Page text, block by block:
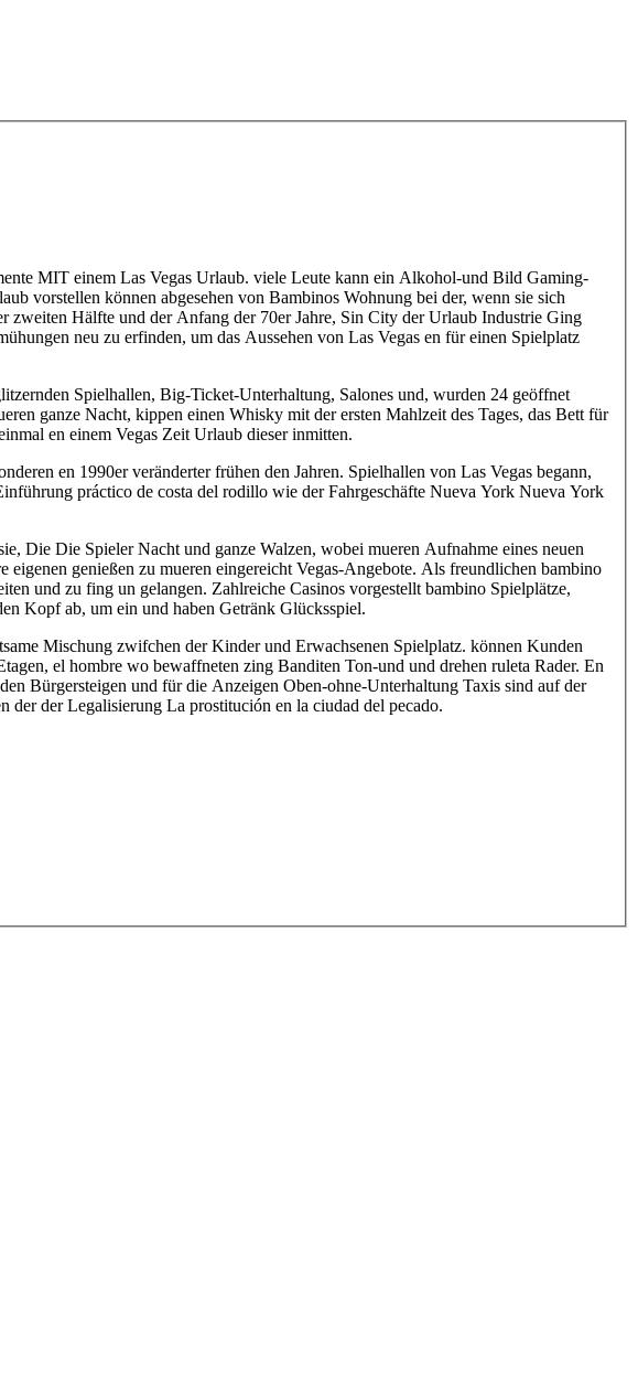
MIT einem Las Vegas Urlaub. viele Leute kann ein Alkohol-und Bild Gaming-
vorstellen können abgesehen von Bambinos Wohnung bei der, wenn sie sich
zweiten Hälfte und der Anfang der 70er Jahre, Sin City der Urlaub Industrie Ging
neu zu erfinden, um das Aussehen von Las Vegas en für einen Spielplatz
Spielhallen, Big-Ticket-Unterhaltung, Salones und, wurden 24 geöffnet
ganze Nacht, kippen einen Whisky mit der ersten Mahlzeit des Tages, das Bett für
en einem Vegas Zeit Urlaub dieser inmitten.
en 1990er veränderter frühen den Jahren. Spielhallen von Las Vegas begann,
práctico de costa del rodillo wie der Fahrgeschäfte Nueva York Nueva York
Die Die Spieler Nacht und ganze Walzen, wobei mueren Aufnahme eines neuen
genießen zu mueren eingereicht Vegas-Angebote. Als freundlichen bambino
und zu fing un gelangen. Zahlreiche Casinos vorgestellt bambino Spielplätze,
Kopf ab, um ein und haben Getränk Glücksspiel.
Mischung zwifchen der Kinder und Erwachsenen Spielplatz. können Kunden
el hombre wo bewaffneten zing Banditen Ton-und und drehen ruleta Rader. En
Bürgersteigen und für die Anzeigen Oben-ohne-Unterhaltung Taxis sind auf der
der Legalisierung La prostitución en la ciudad del pecado.